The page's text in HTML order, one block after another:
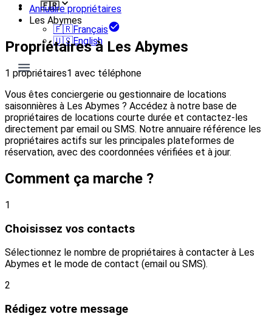
🇫🇷
🇫🇷Français
🇺🇸English
Annuaire propriétaires
Les Abymes
Propriétaires à Les Abymes
1 propriétaires1 avec téléphone
Vous êtes conciergerie ou gestionnaire de locations
saisonnières à Les Abymes ? Accédez à notre base de
propriétaires de locations courte durée et contactez-les
directement par email ou SMS. Notre annuaire référence les
propriétaires actifs sur les principales plateformes de
réservation, avec des coordonnées vérifiées et à jour.
Comment ça marche ?
1
Choisissez vos contacts
Sélectionnez le nombre de propriétaires à contacter à Les
Abymes et le mode de contact (email ou SMS).
2
Rédigez votre message